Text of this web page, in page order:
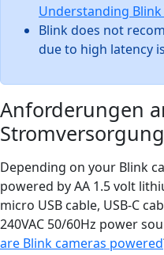
Understanding
Blink does not
due to high latency
Anforderungen
Depending on your Blink
powered by AA 1.5 volt
micro USB cable, USB-C
240VAC 50/60Hz power
are Blink cameras powered